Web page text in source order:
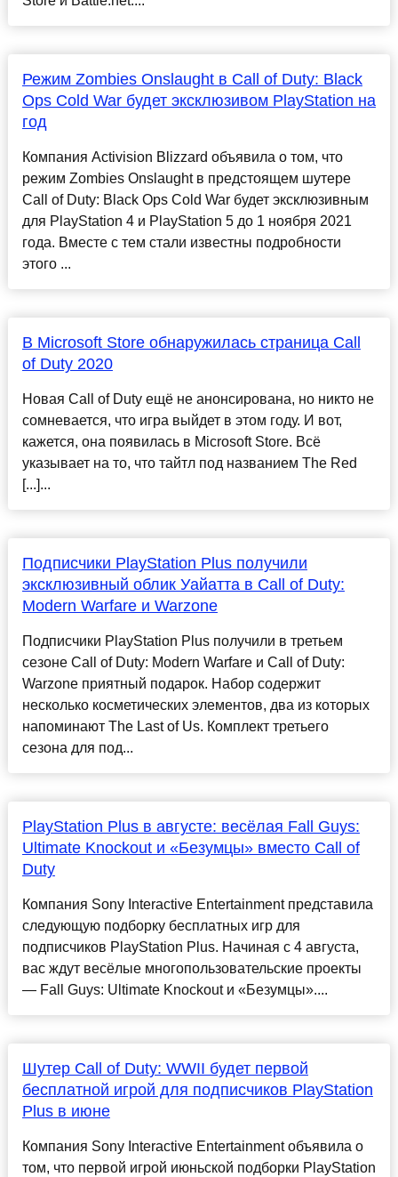
Режим Zombies Onslaught в Call of Duty: Black
Ops Cold War будет эксклюзивом PlayStation на
год
Компания Activision Blizzard объявила о том, что
режим Zombies Onslaught в предстоящем шутере
Call of Duty: Black Ops Cold War будет эксклюзивным
для PlayStation 4 и PlayStation 5 до 1 ноября 2021
года. Вместе с тем стали известны подробности
этого ...
В Microsoft Store обнаружилась страница Call
of Duty 2020
Новая Call of Duty ещё не анонсирована, но никто не
сомневается, что игра выйдет в этом году. И вот,
кажется, она появилась в Microsoft Store. Всё
указывает на то, что тайтл под названием The Red
[...]...
Подписчики PlayStation Plus получили
эксклюзивный облик Уайатта в Call of Duty:
Modern Warfare и Warzone
Подписчики PlayStation Plus получили в третьем
сезоне Call of Duty: Modern Warfare и Call of Duty:
Warzone приятный подарок. Набор содержит
несколько косметических элементов, два из которых
напоминают The Last of Us. Комплект третьего
сезона для под...
PlayStation Plus в августе: весёлая Fall Guys:
Ultimate Knockout и «Безумцы» вместо Call of
Duty
Компания Sony Interactive Entertainment представила
следующую подборку бесплатных игр для
подписчиков PlayStation Plus. Начиная с 4 августа,
вас ждут весёлые многопользовательские проекты
— Fall Guys: Ultimate Knockout и «Безумцы»....
Шутер Call of Duty: WWII будет первой
бесплатной игрой для подписчиков PlayStation
Plus в июне
Компания Sony Interactive Entertainment объявила о
том, что первой игрой июньской подборки PlayStation